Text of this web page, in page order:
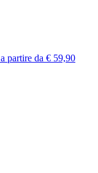
a partire da € 59,90